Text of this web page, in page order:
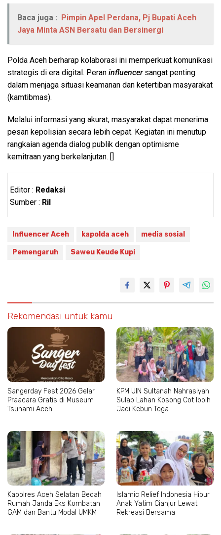
Baca juga : Pimpin Apel Perdana, Pj Bupati Aceh
Jaya Minta ASN Bersatu dan Bersinergi
Polda Aceh berharap kolaborasi ini memperkuat komunikasi
strategis di era digital. Peran influencersangat penting
dalam menjaga situasi keamanan dan ketertiban masyarakat
(kamtibmas).
Melalui informasi yang akurat, masyarakat dapat menerima
pesan kepolisian secara lebih cepat. Kegiatan ini menutup
rangkaian agenda dialog publik dengan optimisme
kemitraan yang berkelanjutan. []
Editor : Redaksi
Sumber : Ril
Influencer Aceh kapolda aceh media sosial
Pemengaruh Saweu Keude Kupi
Rekomendasi untuk kamu
Sangerday Fest 2026 Gelar
Praacara Gratis di Museum
Tsunami Aceh
KPM UIN Sultanah Nahrasiyah
Sulap Lahan Kosong Cot Iboih
Jadi Kebun Toga
Kapolres Aceh Selatan Bedah
Rumah Janda Eks Kombatan
GAM dan Bantu Modal UMKM
Islamic Relief Indonesia Hibur
Anak Yatim Cianjur Lewat
Rekreasi Bersama